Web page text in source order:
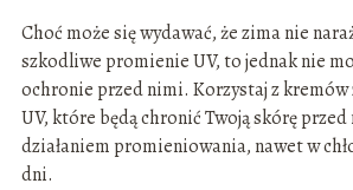
Choć może się wydawać, że zima nie
szkodliwe promienie UV, to jednak nie
ochronie przed nimi. Korzystaj z
UV, które będą chronić Twoją skórę przed
działaniem promieniowania, nawet w
dni.